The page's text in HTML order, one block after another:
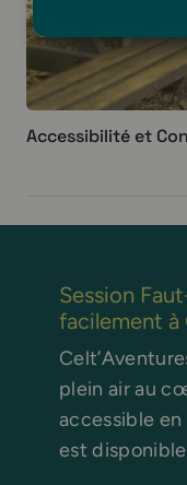
Accessibilité et
Session
facilement à
plein air au
accessible
est